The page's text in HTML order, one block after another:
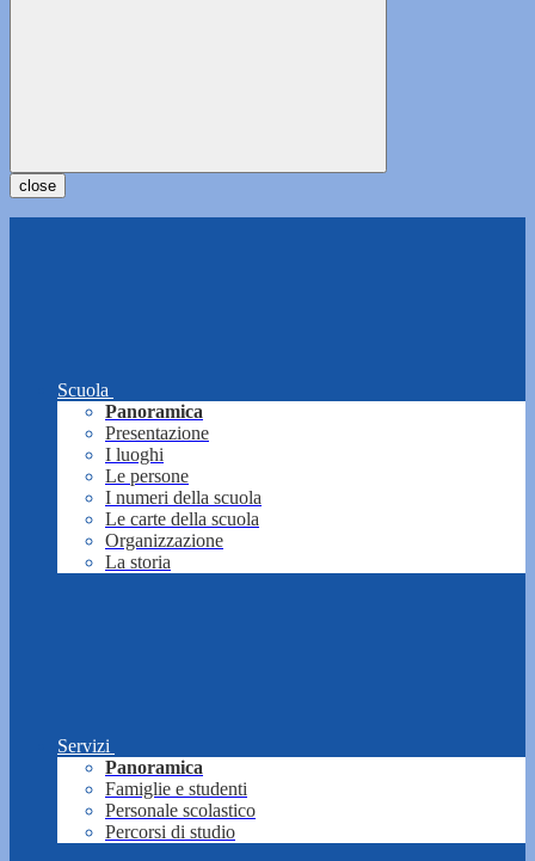
close
Scuola
Panoramica
Presentazione
I luoghi
Le persone
I numeri della scuola
Le carte della scuola
Organizzazione
La storia
Servizi
Panoramica
Famiglie e studenti
Personale scolastico
Percorsi di studio